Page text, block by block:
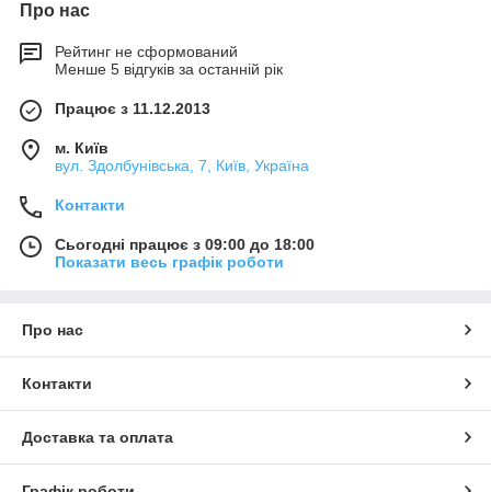
Про нас
Рейтинг не сформований
Менше 5 відгуків за останній рік
Працює з 11.12.2013
м. Київ
вул. Здолбунівська, 7, Київ, Україна
Контакти
Сьогодні працює з 09:00 до 18:00
Показати весь графік роботи
Про нас
Контакти
Доставка та оплата